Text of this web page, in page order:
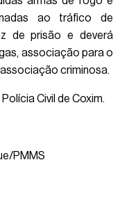
ao tráfico de
de prisão e deverá
associação para o
criminosa.
Civil de Coxim.
PMMS